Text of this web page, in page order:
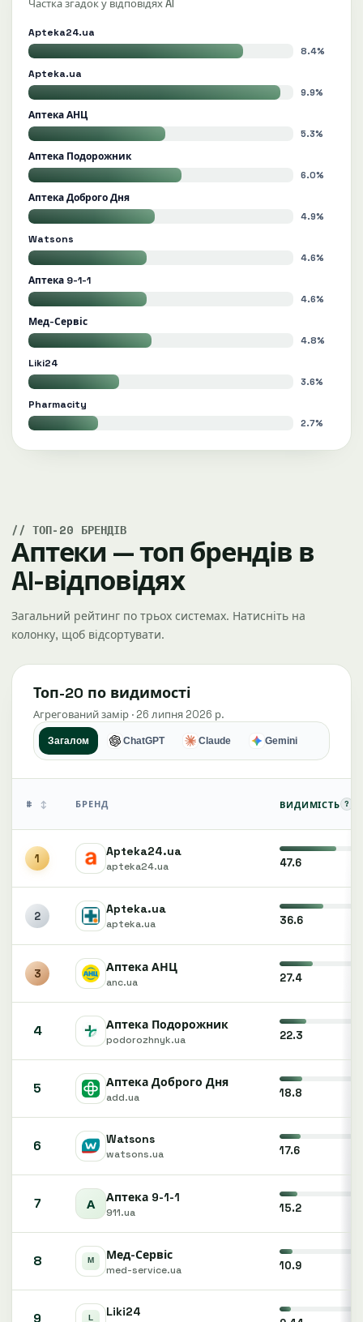
Частка згадок у відповідях AI
Apteka24.ua
8.4%
Apteka.ua
9.9%
Аптека АНЦ
5.3%
Аптека Подорожник
6.0%
Аптека Доброго Дня
4.9%
Watsons
4.6%
Аптека 9-1-1
4.6%
Мед-Сервіс
4.8%
Liki24
3.6%
Pharmacity
2.7%
ТОП-20 БРЕНДІВ
Аптеки — топ брендів в
AI-відповідях
Загальний рейтинг по трьох системах. Натисніть на
колонку, щоб відсортувати.
Топ-20 по видимості
Агрегований замір · 26 липня 2026 р.
Загалом ChatGPT Claude Gemini
# ↕ БРЕНД ВИДИМІСТЬ ?
1 Apteka24.ua
apteka24.ua 47.6
2 Apteka.ua
apteka.ua 36.6
3 Аптека АНЦ
anc.ua 27.4
4 Аптека Подорожник
podorozhnyk.ua 22.3
5 Аптека Доброго Дня
add.ua 18.8
6 Watsons
watsons.ua 17.6
7 Аптека 9-1-1
911.ua 15.2
8 Мед-Сервіс
med-service.ua 10.9
9 Liki24